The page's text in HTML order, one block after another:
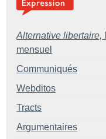
Alternative libertaire,
mensuel
Communiqués
Webditos
Tracts
Argumentaires